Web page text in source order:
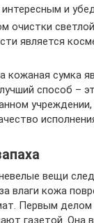
и
очистки
является
кожаная сумка
способ –
вещи
влаги кожа
Первым
газетой. Она